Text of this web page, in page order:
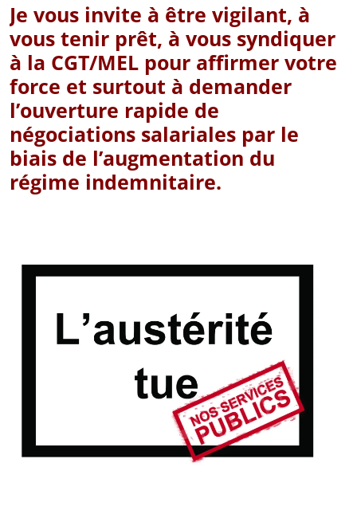
Je vous invite à être vigilant, à
vous tenir prêt, à vous syndiquer
à la CGT/MEL pour affirmer votre
force et surtout à demander
l’ouverture rapide de
négociations salariales par le
biais de l’augmentation du
régime indemnitaire.